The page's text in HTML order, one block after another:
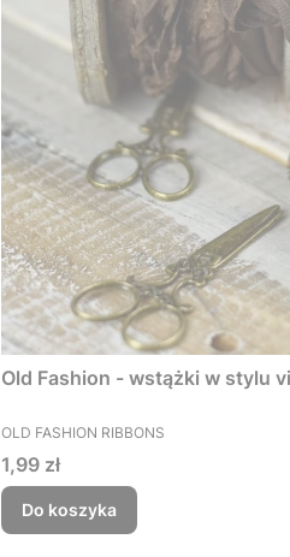
Old Fashion - wstążki w stylu
PRODUCENT
OLD FASHION RIBBONS
Cena
1,99 zł
Do koszyka